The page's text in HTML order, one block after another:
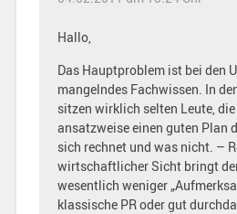
Hallo,
Das Hauptproblem ist bei den
mangelndes Fachwissen. In
sitzen wirklich selten Leute,
ansatzweise einen guten Plan
sich rechnet und was nicht. –
wirtschaftlicher Sicht bringt
wesentlich weniger
klassische PR oder gut